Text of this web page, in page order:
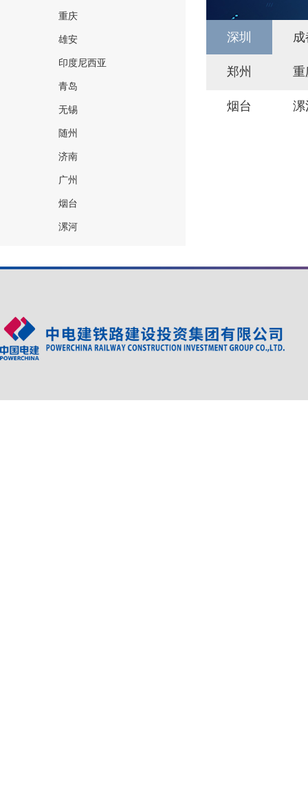
重庆
雄安
印度尼西亚
青岛
无锡
随州
济南
广州
烟台
漯河
深圳 成
郑州 重
烟台 漯